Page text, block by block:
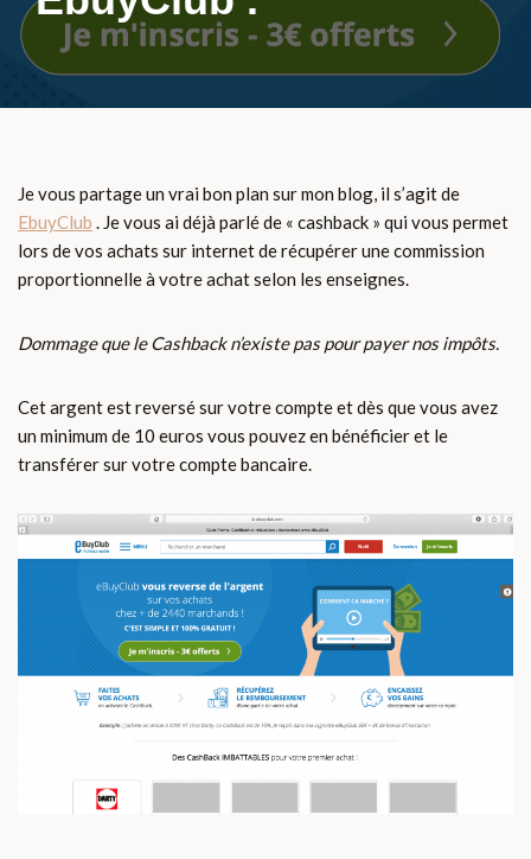
Je vous partage un vrai bon plan sur mon blog, il s’agit de
EbuyClub . Je vous ai déjà parlé de « cashback » qui vous permet
lors de vos achats sur internet de récupérer une commission
proportionnelle à votre achat selon les enseignes.
Dommage que le Cashback n’existe pas pour payer nos impôts.
Cet argent est reversé sur votre compte et dès que vous avez
un minimum de 10 euros vous pouvez en bénéficier et le
transférer sur votre compte bancaire.